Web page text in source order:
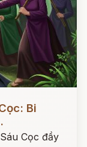
Bi
Cọc đầy